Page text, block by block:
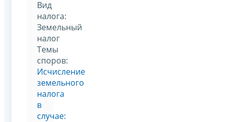
Вид
налога:
Земельный
налог
Темы
споров:
Исчисление
земельного
налога
в
случае: